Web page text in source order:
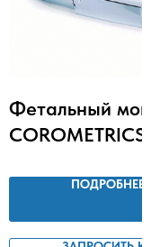
Фетальный
COROMETRICS
ПОДРОБНЕЕ